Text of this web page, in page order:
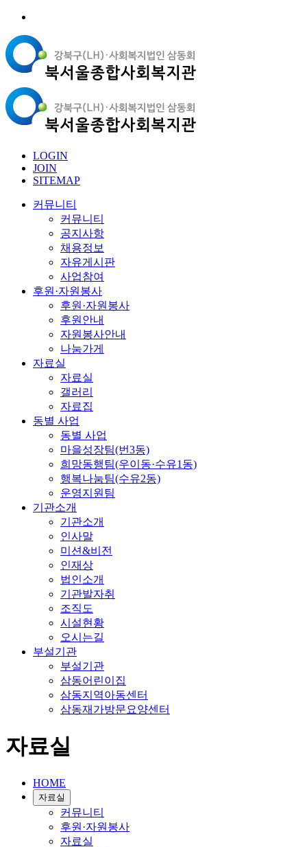
LOGIN
JOIN
SITEMAP
커뮤니티
커뮤니티
공지사항
채용정보
자유게시판
사업참여
후원·자원봉사
후원·자원봉사
후원안내
자원봉사안내
나눔가게
자료실
자료실
갤러리
자료집
동별 사업
동별 사업
마을성장팀(번3동)
희망동행팀(우이동·수유1동)
행복나눔팀(수유2동)
운영지원팀
기관소개
기관소개
인사말
미션&비전
인재상
법인소개
기관발자취
조직도
시설현황
오시는길
부설기관
부설기관
삼동어린이집
삼동지역아동센터
삼동재가방문요양센터
자료실
HOME
자료실
커뮤니티
후원·자원봉사
자료실